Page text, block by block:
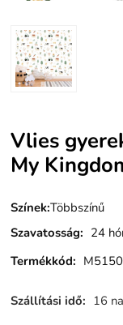
Vlies
My
Színek:Többszínű
Szavatosság: 24
Termékkód:
Szállítási idő: 16